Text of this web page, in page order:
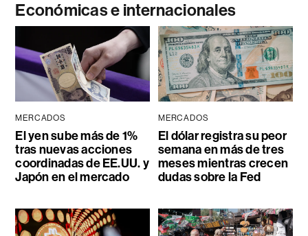
Económicas e internacionales
MERCADOS
El yen sube más de 1%
tras nuevas acciones
coordinadas de EE.UU. y
Japón en el mercado
MERCADOS
El dólar registra su peor
semana en más de tres
meses mientras crecen
dudas sobre la Fed